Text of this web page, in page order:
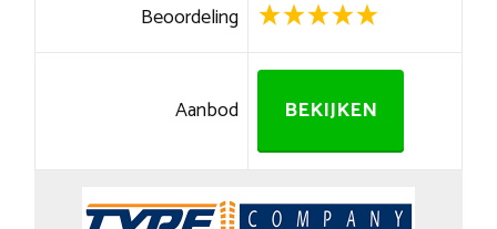
Beoordeling
Aanbod BEKIJKEN